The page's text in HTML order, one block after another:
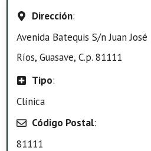
Dirección:
Avenida Batequis S/n Juan José
Ríos, Guasave, C.p. 81111
Tipo:
Clínica
Código Postal:
81111